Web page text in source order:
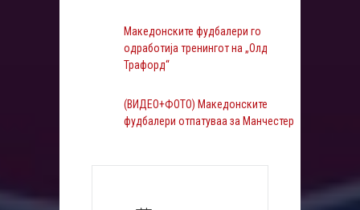
Македонските фудбалери го
одработија тренингот на „Олд
Трафорд“
(ВИДЕО+ФОТО) Македонските
фудбалери отпатуваа за Манчестер